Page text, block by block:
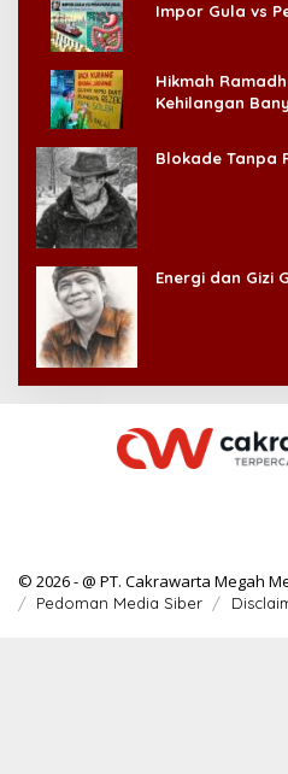
Impor Gula vs
Hikmah
Kehilangan
Blokade Tanpa
Energi dan Gizi
© 2026 - @ PT. Cakrawarta Megah
Pedoman Media Siber